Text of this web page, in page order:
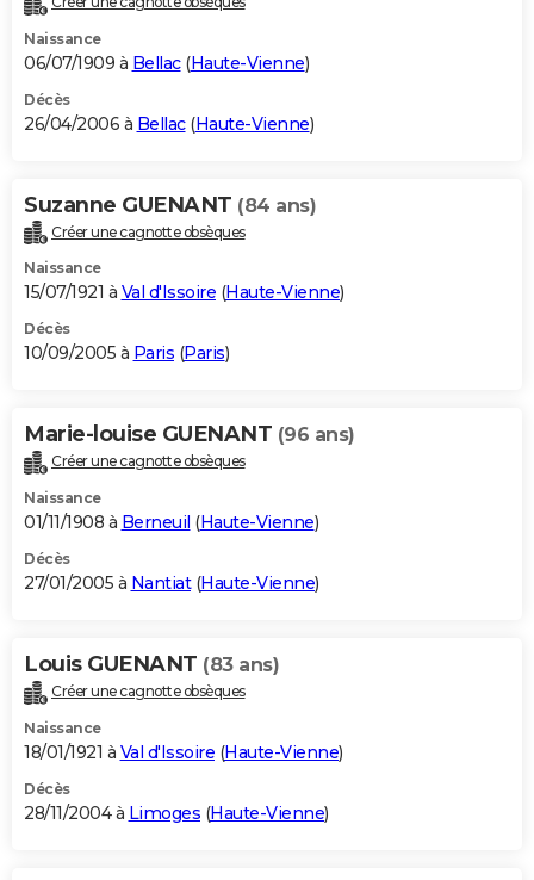
Naissance
06/07/1909 à Bellac(Haute-Vienne)
Décès
26/04/2006 à Bellac(Haute-Vienne)
Suzanne GUENANT (84 ans)
Créer une cagnotte obsèques
Naissance
15/07/1921 à Val d'Issoire (Haute-Vienne)
Décès
10/09/2005 à Paris (Paris)
Marie-louise GUENANT (96 ans)
Créer une cagnotte obsèques
Naissance
01/11/1908 à Berneuil (Haute-Vienne)
Décès
27/01/2005 à Nantiat(Haute-Vienne)
Louis GUENANT (83 ans)
Créer une cagnotte obsèques
Naissance
18/01/1921 à Val d'Issoire (Haute-Vienne)
Décès
28/11/2004 à Limoges (Haute-Vienne)